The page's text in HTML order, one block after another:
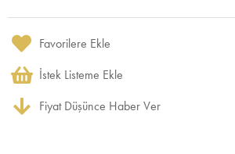
Favorilere Ekle
İstek Listeme Ekle
Fiyat Düşünce Haber Ver